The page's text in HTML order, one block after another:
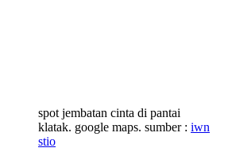
spot jembatan cinta di pantai
klatak. google maps. sumber : iwn
stio